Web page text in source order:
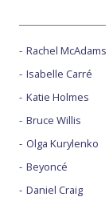
Rachel McAdams
Isabelle Carré
Katie Holmes
Bruce Willis
Olga Kurylenko
Beyoncé
Daniel Craig